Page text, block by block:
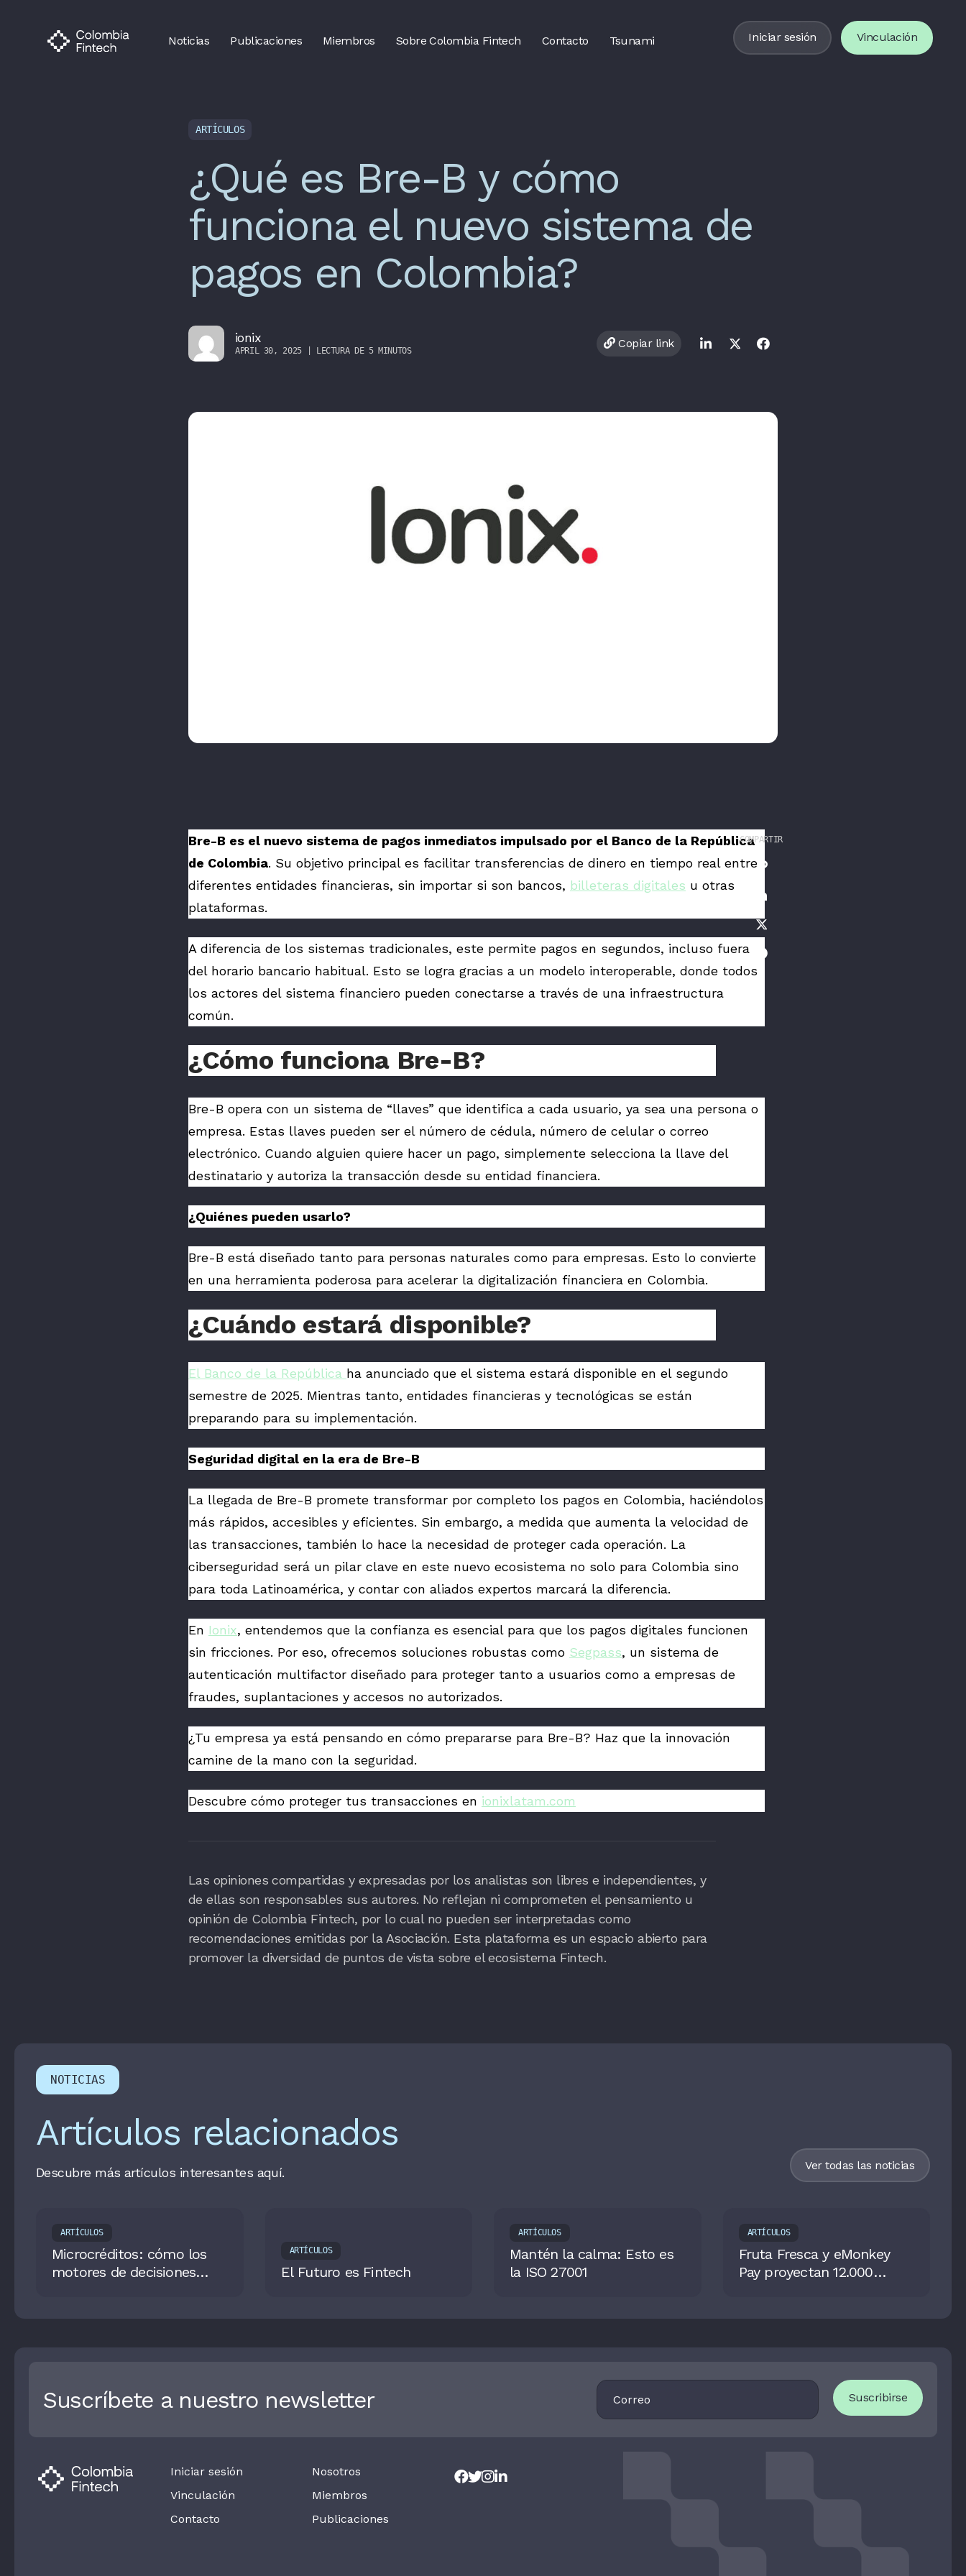
Noticias Publicaciones Miembros Sobre Colombia Fintech Contacto Tsunami Iniciar sesión Vinculación
ARTÍCULOS
¿Qué es Bre-B y cómo
funciona el nuevo sistema de
pagos en Colombia?
ionix
APRIL 30, 2025 | LECTURA DE 5 MINUTOS
Copiar link
Bre-B es el nuevo sistema de pagos inmediatos impulsado por el Banco de la República
de Colombia. Su objetivo principal es facilitar transferencias de dinero en tiempo real entre
diferentes entidades financieras, sin importar si son bancos, billeteras digitales u otras
plataformas.
A diferencia de los sistemas tradicionales, este permite pagos en segundos, incluso fuera
del horario bancario habitual. Esto se logra gracias a un modelo interoperable, donde todos
los actores del sistema financiero pueden conectarse a través de una infraestructura
común.
¿Cómo funciona Bre-B?
Bre-B opera con un sistema de “llaves” que identifica a cada usuario, ya sea una persona o
empresa. Estas llaves pueden ser el número de cédula, número de celular o correo
electrónico. Cuando alguien quiere hacer un pago, simplemente selecciona la llave del
destinatario y autoriza la transacción desde su entidad financiera.
¿Quiénes pueden usarlo?
Bre-B está diseñado tanto para personas naturales como para empresas. Esto lo convierte
en una herramienta poderosa para acelerar la digitalización financiera en Colombia.
¿Cuándo estará disponible?
El Banco de la República ha anunciado que el sistema estará disponible en el segundo
semestre de 2025. Mientras tanto, entidades financieras y tecnológicas se están
preparando para su implementación.
Seguridad digital en la era de Bre-B
La llegada de Bre-B promete transformar por completo los pagos en Colombia, haciéndolos
más rápidos, accesibles y eficientes. Sin embargo, a medida que aumenta la velocidad de
las transacciones, también lo hace la necesidad de proteger cada operación. La
ciberseguridad será un pilar clave en este nuevo ecosistema no solo para Colombia sino
para toda Latinoamérica, y contar con aliados expertos marcará la diferencia.
En Ionix, entendemos que la confianza es esencial para que los pagos digitales funcionen
sin fricciones. Por eso, ofrecemos soluciones robustas como Segpass, un sistema de
autenticación multifactor diseñado para proteger tanto a usuarios como a empresas de
fraudes, suplantaciones y accesos no autorizados.
¿Tu empresa ya está pensando en cómo prepararse para Bre-B? Haz que la innovación
camine de la mano con la seguridad.
Descubre cómo proteger tus transacciones en ionixlatam.com
Las opiniones compartidas y expresadas por los analistas son libres e independientes, y
de ellas son responsables sus autores. No reflejan ni comprometen el pensamiento u
opinión de Colombia Fintech, por lo cual no pueden ser interpretadas como
recomendaciones emitidas por la Asociación. Esta plataforma es un espacio abierto para
promover la diversidad de puntos de vista sobre el ecosistema Fintech.
COMPARTIR
NOTICIAS
Artículos relacionados
Descubre más artículos interesantes aquí. Ver todas las noticias
ARTÍCULOS
Microcréditos: cómo los
motores de decisiones
ARTÍCULOS
El Futuro es Fintech
ARTÍCULOS
Mantén la calma: Esto es
la ISO 27001
ARTÍCULOS
Fruta Fresca y eMonkey
Pay proyectan 12.000
Suscríbete a nuestro newsletterNewsletter
Suscribirse
Iniciar sesión
Vinculación
Contacto
Nosotros
Miembros
Publicaciones